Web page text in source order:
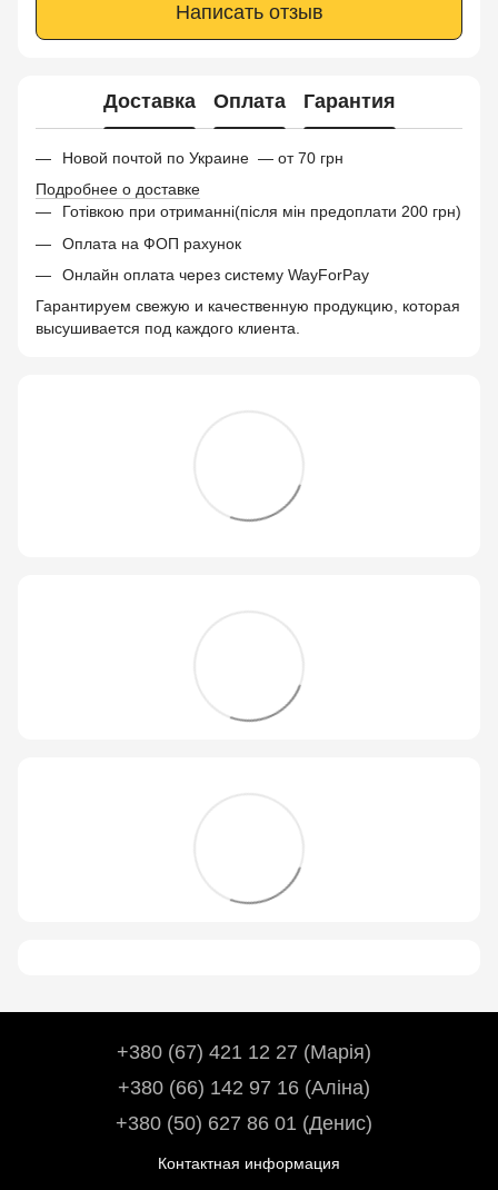
Написать отзыв
Доставка Оплата Гарантия
Новой почтой по Украине — от 70 грн
Подробнее о доставке
Готівкою при отриманні(після мін предоплати 200 грн)
Оплата на ФОП рахунок
Онлайн оплата через систему WayForPay
Гарантируем свежую и качественную продукцию, которая
высушивается под каждого клиента.
+380 (67) 421 12 27 (Марія)
+380 (66) 142 97 16 (Аліна)
+380 (50) 627 86 01 (Денис)
Контактная информация